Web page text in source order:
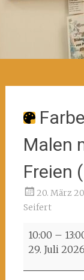
Malen
Freien
20. März
Seifert
Farbenfrohe
Entfaltung
Malen
10:00 –
29. Juli 2026